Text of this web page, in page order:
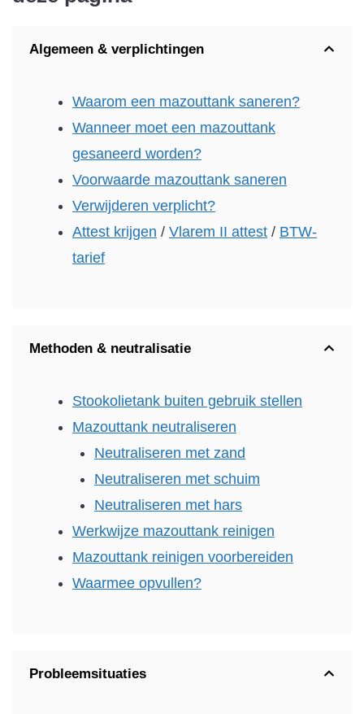
Algemeen & verplichtingen
Waarom een mazouttank saneren?
Wanneer moet een mazouttank
gesaneerd worden?
Voorwaarde mazouttank saneren
Verwijderen verplicht?
Attest krijgen / Vlarem II attest / BTW-
tarief
Methoden & neutralisatie
Stookolietank buiten gebruik stellen
Mazouttank neutraliseren
Neutraliseren met zand
Neutraliseren met schuim
Neutraliseren met hars
Werkwijze mazouttank reinigen
Mazouttank reinigen voorbereiden
Waarmee opvullen?
Probleemsituaties